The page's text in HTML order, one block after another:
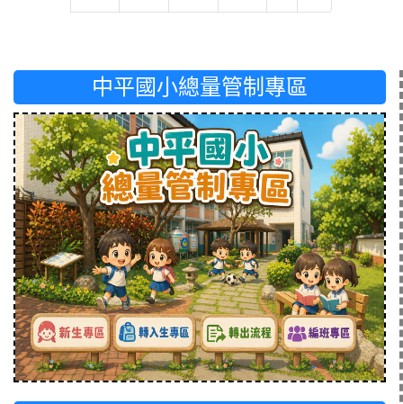
中平國小總量管制專區